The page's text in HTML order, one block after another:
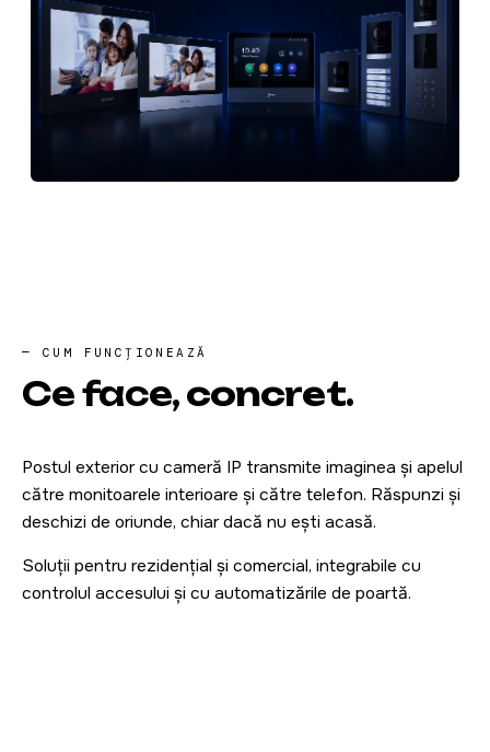
— CUM FUNCȚIONEAZĂ
Ce face,concret.
Postul exterior cu cameră IP transmite imaginea și apelul
către monitoarele interioare și către telefon. Răspunzi și
deschizi de oriunde, chiar dacă nu ești acasă.
Soluții pentru rezidențial și comercial, integrabile cu
controlul accesului și cu automatizările de poartă.